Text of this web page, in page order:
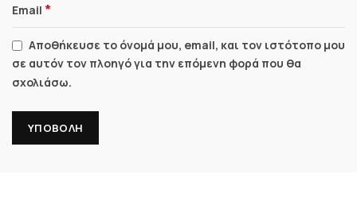
Email *
Αποθήκευσε το όνομά μου, email, και τον ιστότοπο μου
σε αυτόν τον πλοηγό για την επόμενη φορά που θα
σχολιάσω.